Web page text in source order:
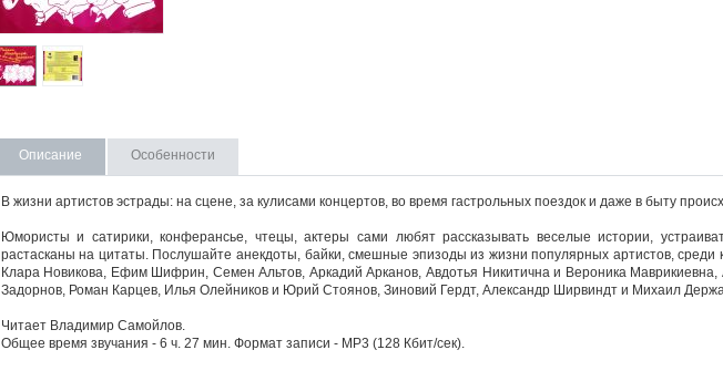
Описание Особенности
В жизни артистов эстрады: на сцене, за кулисами концертов, во время гастрольных поездок и даже в быту
Юмористы и сатирики, конферансье, чтецы, актеры сами любят рассказывать веселые истории,
растасканы на цитаты. Послушайте анекдоты, байки, смешные эпизоды из жизни популярных артистов, среди
Клара Новикова, Ефим Шифрин, Семен Альтов, Аркадий Арканов, Авдотья Никитична и Вероника
Задорнов, Роман Карцев, Илья Олейников и Юрий Стоянов, Зиновий Гердт, Александр Ширвиндт и Михаил
Читает Владимир Самойлов.
Общее время звучания - 6 ч. 27 мин. Формат записи - MP3 (128 Кбит/сек).